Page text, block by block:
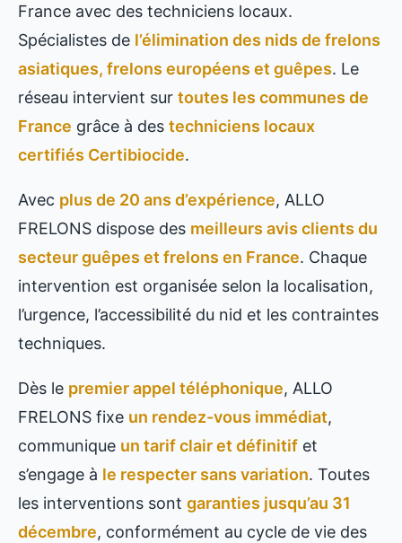
France avec des techniciens locaux.
Spécialistes de l’élimination des nids de frelons
asiatiques, frelons européens et guêpes. Le
réseau intervient sur toutes les communes de
France grâce à des techniciens locaux
certifiés Certibiocide.
Avec plus de 20 ans d’expérience, ALLO
FRELONS dispose des meilleurs avis clients du
secteur guêpes et frelons en France. Chaque
intervention est organisée selon la localisation,
l’urgence, l’accessibilité du nid et les contraintes
techniques.
Dès le premier appel téléphonique, ALLO
FRELONS fixe un rendez-vous immédiat,
communique un tarif clair et définitif et
s’engage à le respecter sans variation. Toutes
les interventions sont garanties jusqu’au 31
décembre, conformément au cycle de vie des